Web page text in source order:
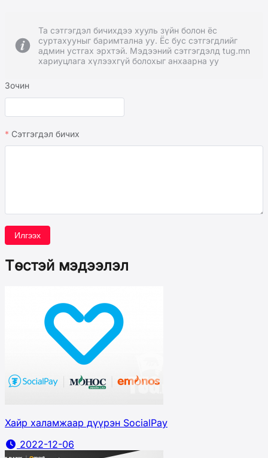
Та сэтгэгдэл бичихдээ хууль зүйн болон ёс
суртахууныг баримтална уу. Ёс бус сэтгэгдлийг
админ устгах эрхтэй. Мэдээний сэтгэгдэлд tug.mn
хариуцлага хүлээхгүй болохыг анхаарна уу
Зочин
Сэтгэгдэл бичих
Илгээх
Төстэй мэдээлэл
Хайр халамжаар дүүрэн SocialPay
2022-12-06